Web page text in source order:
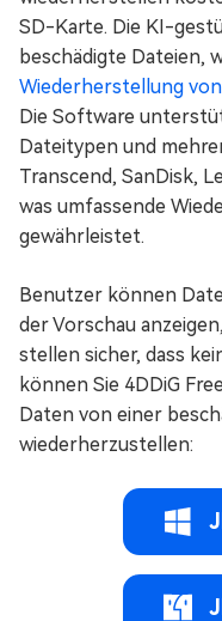
SD-Karte. Die KI-
beschädigte Dateien,
Wiederherstellung
Die Software
Dateitypen und
Transcend, SanDisk,
was umfassende
gewährleistet.
Benutzer können
der Vorschau
stellen sicher, dass
können Sie 4DDiG
Daten von einer
wiederherzustellen: